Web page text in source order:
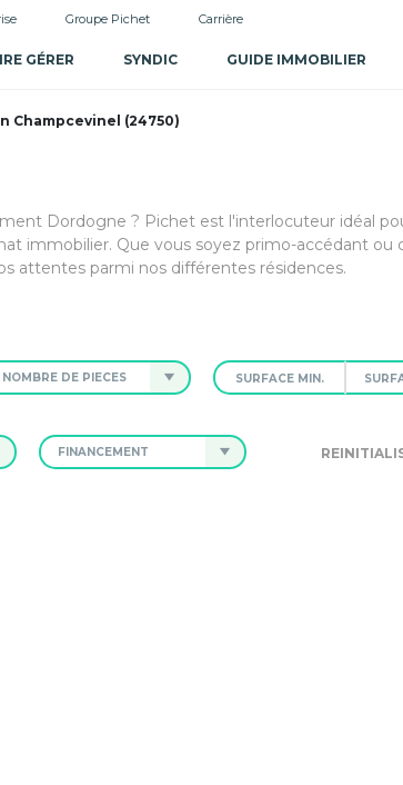
Groupe Pichet Carrière
GÉRER SYNDIC GUIDE IMMOBILIER
Champcevinel (24750)
Dordogne ? Pichet est l'interlocuteur idéal
immobilier. Que vous soyez primo-accédant ou
attentes parmi nos différentes résidences.
NOMBRE DE PIÈCES
FINANCEMENT